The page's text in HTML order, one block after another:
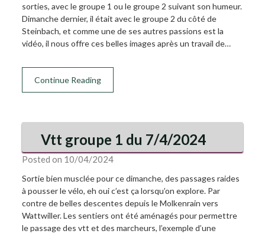
sorties, avec le groupe 1 ou le groupe 2 suivant son humeur.
Dimanche dernier, il était avec le groupe 2 du côté de
Steinbach, et comme une de ses autres passions est la
vidéo, il nous offre ces belles images après un travail de…
Continue Reading
Vtt groupe 1 du 7/4/2024
Posted on 10/04/2024
Sortie bien musclée pour ce dimanche, des passages raides
à pousser le vélo, eh oui c’est ça lorsqu’on explore. Par
contre de belles descentes depuis le Molkenrain vers
Wattwiller. Les sentiers ont été aménagés pour permettre
le passage des vtt et des marcheurs, l’exemple d’une